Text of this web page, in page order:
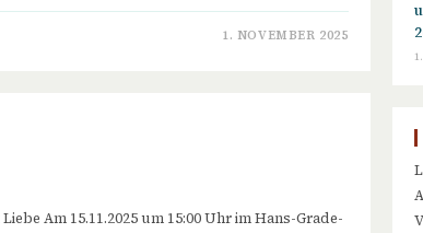
1. NOVEMBER 2025
Am 15.11.2025 um 15:00 Uhr im Hans-Grade-